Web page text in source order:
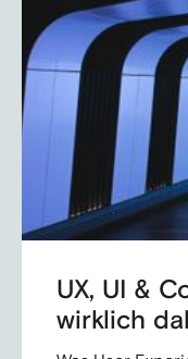
UX, UI &
wirklich